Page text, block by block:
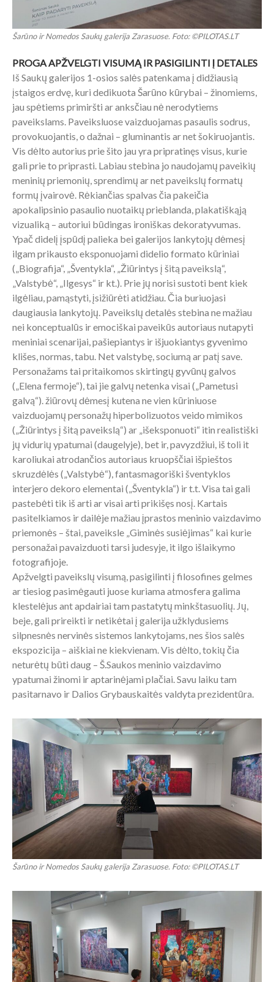
Šarūno ir Nomedos Saukų galerija Zarasuose. Foto: ©PILOTAS.LT
PROGA APŽVELGTI VISUMĄ IR PASIGILINTI Į DETALES
Iš Saukų galerijos 1-osios salės patenkama į didžiausią
įstaigos erdvę, kuri dedikuota Šarūno kūrybai – žinomiems,
jau spėtiems primiršti ar anksčiau nė nerodytiems
paveikslams. Paveiksluose vaizduojamas pasaulis sodrus,
provokuojantis, o dažnai – gluminantis ar net šokiruojantis.
Vis dėlto autorius prie šito jau yra pripratinęs visus, kurie
gali prie to priprasti. Labiau stebina jo naudojamų paveikių
meninių priemonių, sprendimų ar net paveikslų formatų
formų įvairovė. Rėkiančias spalvas čia pakeičia
apokalipsinio pasaulio nuotaikų prieblanda, plakatiškąją
vizualiką – autoriui būdingas ironiškas dekoratyvumas.
Ypač didelį įspūdį palieka bei galerijos lankytojų dėmesį
ilgam prikausto eksponuojami didelio formato kūriniai
(„Biografija“, „Šventykla“, „Žiūrintys į šitą paveikslą“,
„Valstybė“, „Ilgesys“ ir kt.). Prie jų norisi sustoti bent kiek
ilgėliau, pamąstyti, įsižiūrėti atidžiau. Čia buriuojasi
daugiausia lankytojų. Paveikslų detalės stebina ne mažiau
nei konceptualūs ir emociškai paveikūs autoriaus nutapyti
meniniai scenarijai, pašiepiantys ir išjuokiantys gyvenimo
klišes, normas, tabu. Net valstybę, sociumą ar patį save.
Personažams tai pritaikomos skirtingų gyvūnų galvos
(„Elena fermoje“), tai jie galvų netenka visai („Pametusi
galvą“). žiūrovų dėmesį kutena ne vien kūriniuose
vaizduojamų personažų hiperbolizuotos veido mimikos
(„Žiūrintys į šitą paveikslą“) ar „išeksponuoti“ itin realistiški
jų vidurių ypatumai (daugelyje), bet ir, pavyzdžiui, iš toli it
karoliukai atrodančios autoriaus kruopščiai išpieštos
skruzdėlės („Valstybė“), fantasmagoriški šventyklos
interjero dekoro elementai („Šventykla“) ir t.t. Visa tai gali
pastebėti tik iš arti ar visai arti prikišęs nosį. Kartais
pasitelkiamos ir dailėje mažiau įprastos meninio vaizdavimo
priemonės – štai, paveiksle „Giminės susiėjimas“ kai kurie
personažai pavaizduoti tarsi judesyje, it ilgo išlaikymo
fotografijoje.
Apžvelgti paveikslų visumą, pasigilinti į filosofines gelmes
ar tiesiog pasimėgauti juose kuriama atmosfera galima
klestelėjus ant apdairiai tam pastatytų minkštasuolių. Jų,
beje, gali prireikti ir netikėtai į galerija užklydusiems
silpnesnės nervinės sistemos lankytojams, nes šios salės
ekspozicija – aiškiai ne kiekvienam. Vis dėlto, tokių čia
neturėtų būti daug – Š.Saukos meninio vaizdavimo
ypatumai žinomi ir aptarinėjami plačiai. Savu laiku tam
pasitarnavo ir Dalios Grybauskaitės valdyta prezidentūra.
Šarūno ir Nomedos Saukų galerija Zarasuose. Foto: ©PILOTAS.LT